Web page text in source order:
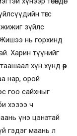
төгс
зүйлс
Жишээ нь горхинд
Харин түүнийг
хүн хүнд өөр
нар, орой
гоо сайхныг
хэзээ ч
үнэ цэнэтай
гэдэг маань л